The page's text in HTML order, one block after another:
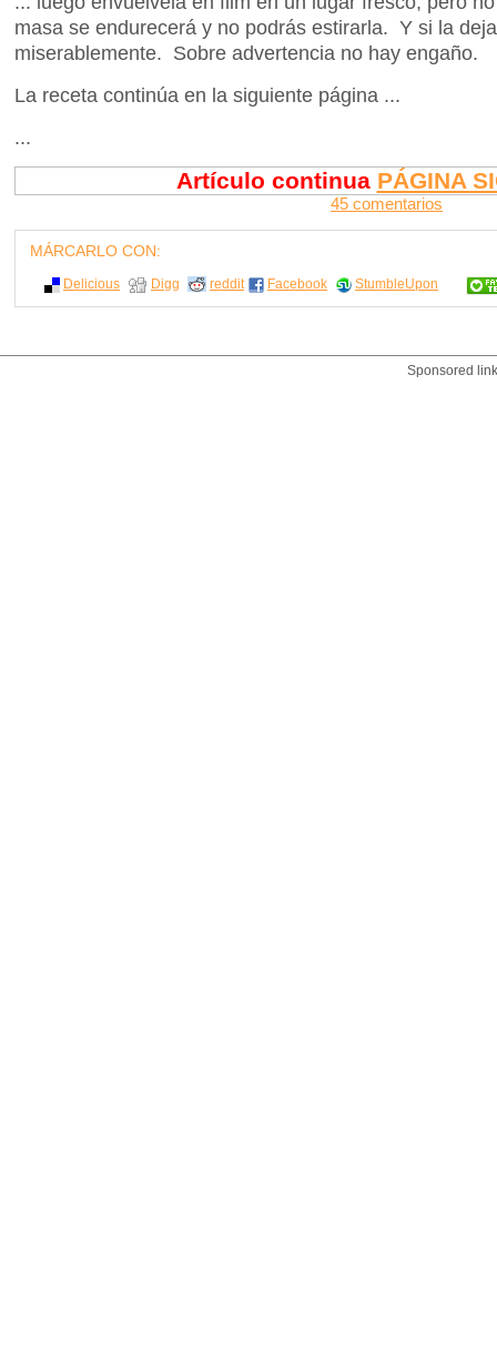
masa se endurecerá y no podrás estirarla. Y si la
miserablemente. Sobre advertencia no hay engaño.
La receta continúa en la siguiente página ...
...
Artículo continua PÁGINA
45 comentarios
MÁRCARLO CON:
Delicious Digg reddit Facebook StumbleUpon
Sponsored